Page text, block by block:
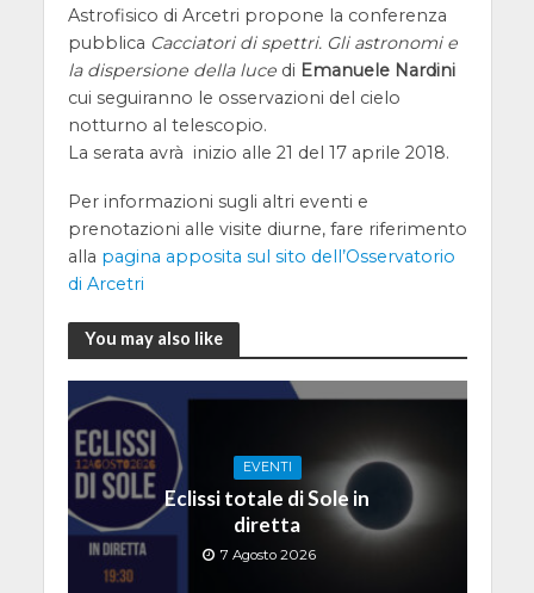
Astrofisico di Arcetri propone la conferenza
pubblica Cacciatori di spettri. Gli astronomi e
la dispersione della lucedi Emanuele Nardini
cui seguiranno le osservazioni del cielo
notturno al telescopio.
La serata avrà inizio alle 21 del 17 aprile 2018.
Per informazioni sugli altri eventi e
prenotazioni alle visite diurne, fare riferimento
alla pagina apposita sul sito dell’Osservatorio
di Arcetri
You may also like
EVENTI
Eclissi totale di Sole in
diretta
7 Agosto 2026